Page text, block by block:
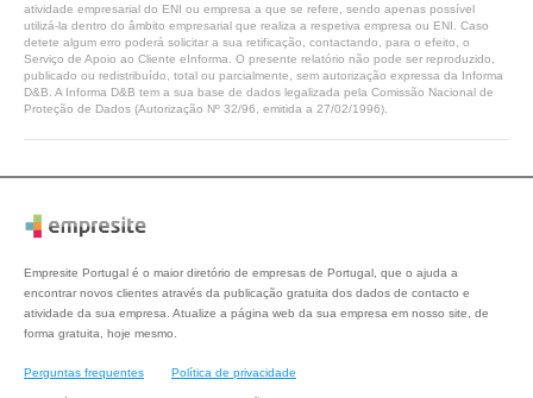
atividade empresarial do ENI ou empresa a que se refere, sendo apenas possível
utilizá-la dentro do âmbito empresarial que realiza a respetiva empresa ou ENI. Caso
detete algum erro poderá solicitar a sua retificação, contactando, para o efeito, o
Serviço de Apoio ao Cliente eInforma. O presente relatório não pode ser reproduzido,
publicado ou redistribuído, total ou parcialmente, sem autorização expressa da Informa
D&B. A Informa D&B tem a sua base de dados legalizada pela Comissão Nacional de
Proteção de Dados (Autorização Nº 32/96, emitida a 27/02/1996).
Empresite Portugal é o maior diretório de empresas de Portugal, que o ajuda a
encontrar novos clientes através da publicação gratuita dos dados de contacto e
atividade da sua empresa. Atualize a página web da sua empresa em nosso site, de
forma gratuita, hoje mesmo.
Perguntas frequentes Política de privacidade